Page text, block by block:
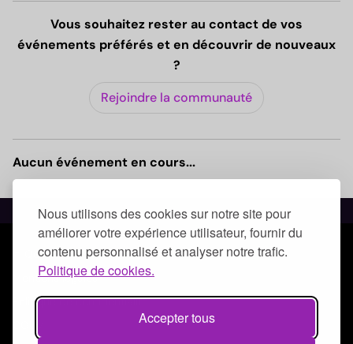
Nous utilisons des cookies sur notre site pour
améliorer votre expérience utilisateur, fournir du
contenu personnalisé et analyser notre trafic.
Politique de cookies.
Accepter tous
Vous souhaitez rester au contact de vos
événements préférés et en découvrir de nouveaux
?
Rejoindre la communauté
Aucun événement en cours...
© Qoezion by Quick-Off
Mentions légales
Politique de confidentialité